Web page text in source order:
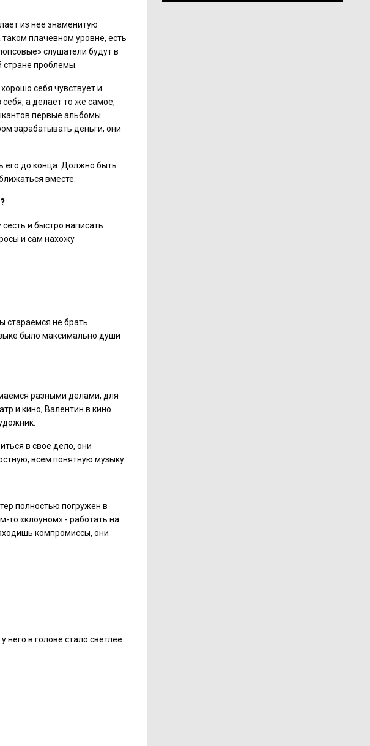
из нее знаменитую
таком плачевном уровне, есть
слушатели будут в
стране проблемы.
себя чувствует и
а делает то же самое,
первые альбомы
зарабатывать деньги, они
его до конца. Должно быть
вместе.
и быстро написать
и сам нахожу
стараемся не брать
было максимально души
разными делами, для
и кино, Валентин в кино
в свое дело, они
всем понятную музыку.
полностью погружен в
то «клоуном» - работать на
компромиссы, они
в голове стало светлее.